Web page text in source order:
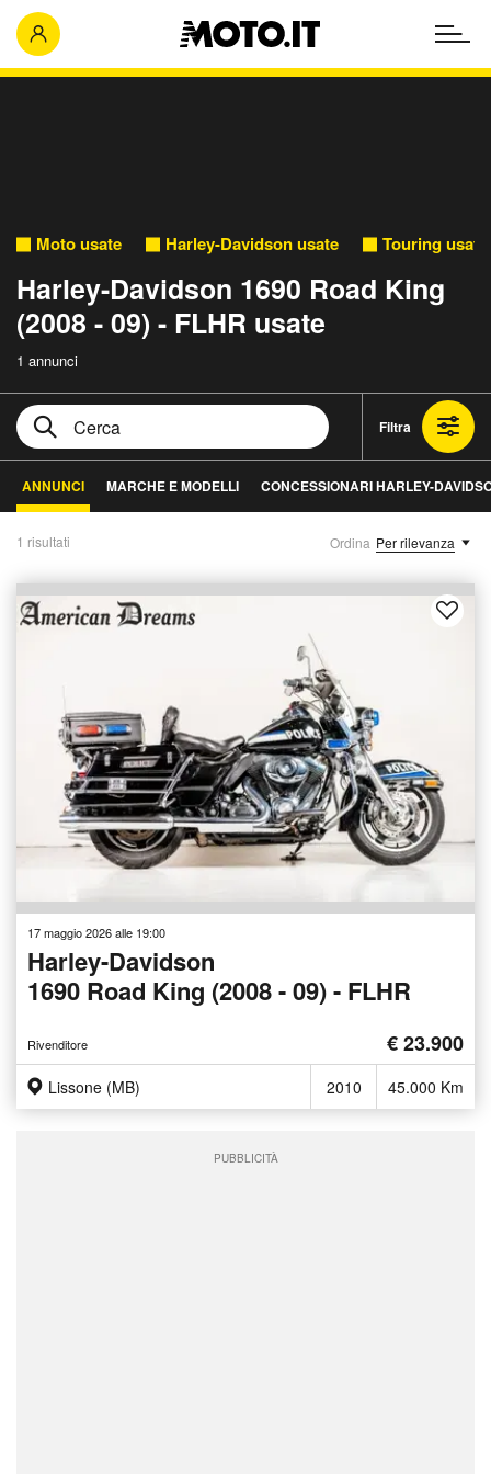
Moto usate Harley-Davidson usate Touring usate
Harley-Davidson 1690 Road King
(2008 - 09) - FLHR usate
1 annunci
Filtra
ANNUNCI MARCHE E MODELLI CONCESSIONARI HARLEY-
1 risultati Ordina Per rilevanza
17 maggio 2026 alle 19:00
Harley-Davidson
1690 Road King (2008 - 09) - FLHR
Rivenditore € 23.900
Lissone (MB) 2010 45.000 Km
PUBBLICITÀ